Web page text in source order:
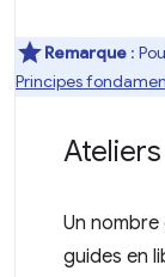
Remarque :
Principes
Un
guides en